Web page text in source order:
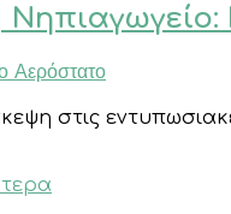
Αερόστατο
στις